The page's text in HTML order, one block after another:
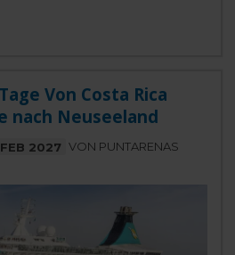
Von Costa Rica
nach Neuseeland
FEB 2027 VON PUNTARENAS